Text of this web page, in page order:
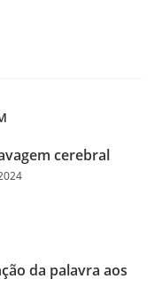
cerebral
da palavra aos